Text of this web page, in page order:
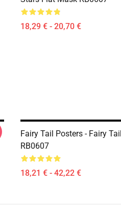
18,29 € - 20,70 €
Fairy Tail Posters - Fairy
RB0607
18,21 € - 42,22 €